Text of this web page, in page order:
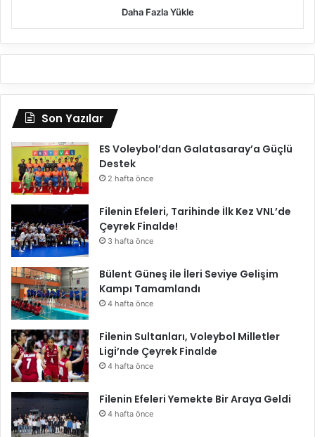
Daha Fazla Yükle
Son Yazılar
ES Voleybol’dan Galatasaray’a Güçlü
Destek
2 hafta önce
Filenin Efeleri, Tarihinde İlk Kez VNL’de
Çeyrek Finalde!
3 hafta önce
Bülent Güneş ile İleri Seviye Gelişim
Kampı Tamamlandı
4 hafta önce
Filenin Sultanları, Voleybol Milletler
Ligi’nde Çeyrek Finalde
4 hafta önce
Filenin Efeleri Yemekte Bir Araya Geldi
4 hafta önce